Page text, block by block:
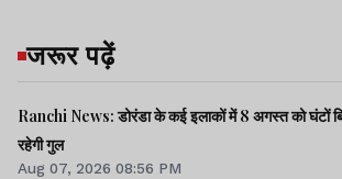
जरूर पढ़ें
Ranchi News: डोरंडा के कई इलाकों में 8 अगस्त को घंटों
रहेगी गुल
Aug 07, 2026 08:56 PM